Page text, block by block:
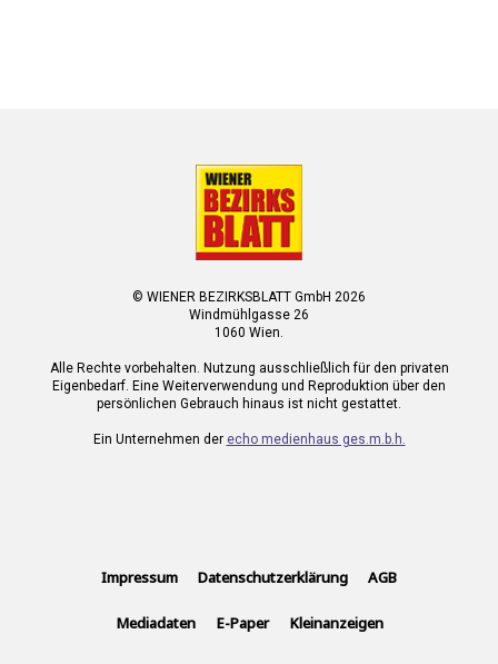
© WIENER BEZIRKSBLATT GmbH 2026
Windmühlgasse 26
1060 Wien.
Alle Rechte vorbehalten. Nutzung ausschließlich für den privaten
Eigenbedarf. Eine Weiterverwendung und Reproduktion über den
persönlichen Gebrauch hinaus ist nicht gestattet.
Ein Unternehmen der echo medienhaus ges.m.b.h.
Impressum Datenschutzerklärung AGB
Mediadaten E-Paper Kleinanzeigen